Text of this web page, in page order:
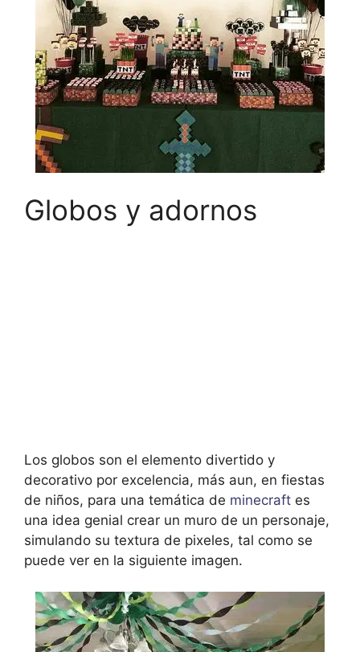
Globos y adornos
Los globos son el elemento divertido y
decorativo por excelencia, más aun, en fiestas
de niños, para una temática de minecraft es
una idea genial crear un muro de un personaje,
simulando su textura de pixeles, tal como se
puede ver en la siguiente imagen.